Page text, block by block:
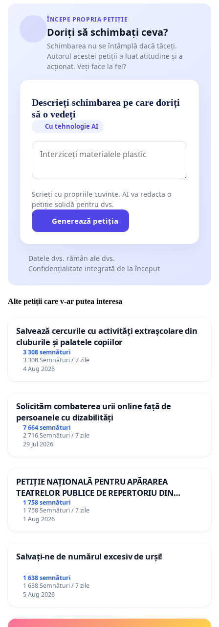
ÎNCEPE PROPRIA PETIȚIE
Doriți să schimbați ceva?
Schimbarea nu se întâmplă dacă tăceți.
Autorul acestei petiții a luat atitudine și a
acționat. Veți face la fel?
Descrieți schimbarea pe care doriți
să o vedeți
Cu tehnologie AI
Scrieți cu propriile cuvinte. AI va redacta o
petiție solidă pentru dvs.
Generează petiția
Datele dvs. rămân ale dvs.
Confidențialitate integrată de la început
Alte petiții care v-ar putea interesa
Salvează cercurile cu activități extrașcolare din
cluburile și palatele copiilor
3 308 semnături
3 308 Semnături / 7 zile
4 Aug 2026
Solicităm combaterea urii online față de
persoanele cu dizabilități
7 664 semnături
2 716 Semnături / 7 zile
29 Jul 2026
PETIȚIE NAȚIONALĂ PENTRU APĂRAREA
TEATRELOR PUBLICE DE REPERTORIU DIN
ROMÂNIA
1 758 semnături
1 758 Semnături / 7 zile
1 Aug 2026
Salvați-ne de numărul excesiv de urși!
1 638 semnături
1 638 Semnături / 7 zile
5 Aug 2026